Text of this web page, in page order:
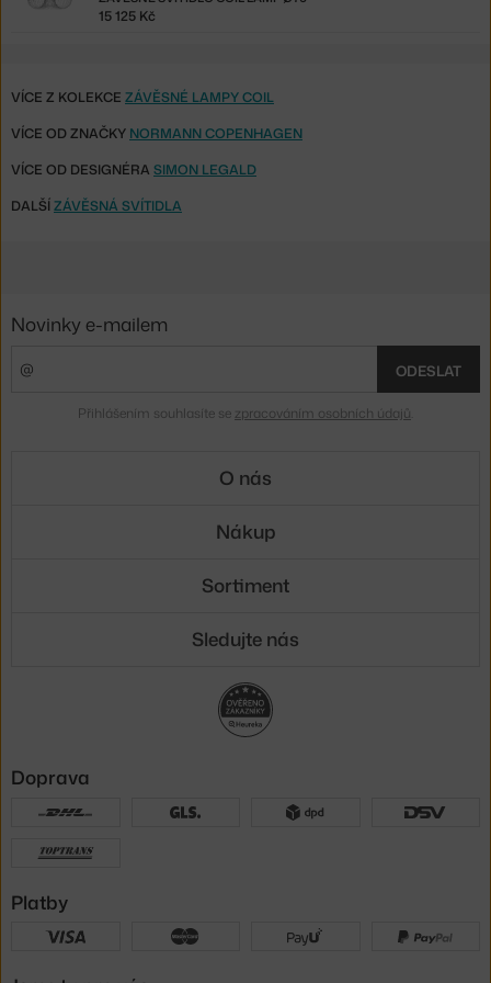
15 125 Kč
VÍCE Z KOLEKCE ZÁVĚSNÉ LAMPY COIL
VÍCE OD ZNAČKY NORMANN COPENHAGEN
VÍCE OD DESIGNÉRA SIMON LEGALD
DALŠÍZÁVĚSNÁ SVÍTIDLA
Novinky e-mailem
ODESLAT
Přihlášením souhlasíte se zpracováním osobních údajů
O nás
Nákup
Sortiment
Sledujte nás
Doprava
Platby